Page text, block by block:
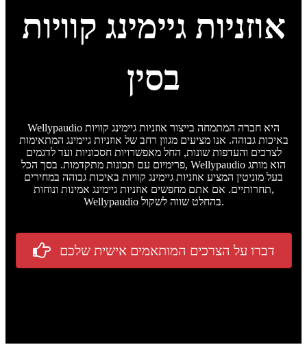
אוזניות גיימינג קוויות
בסין
Wellypaudio היא חברה המתמחה בייצור אוזניות גיימינג קוויות
באיכות גבוהה. אנו מציעים מגוון רחב של אוזניות גיימינג המתאימות
לצרכים והעדפות שונות, החל מאפשרויות חסכוניות ועד לדגמים
פרימיום עם תכונות מתקדמות. בסך הכל, Wellypaudio הוא מותג
בעל מוניטין המציע אוזניות גיימינג קוויות באיכות גבוהה במחירים
תחרותיים. אם אתם מחפשים אוזניות גיימינג אמינות ונוחות,
Wellypaudio בהחלט שווה לשקול.
דברו על הצרכים המותאמים אישית שלכם